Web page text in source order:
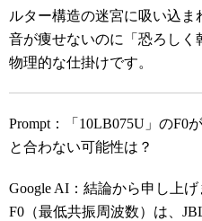
ルター構造の迷宮に吸い込ま
音が痩せないのに「恐ろしく
物理的な仕掛けです。
Prompt：「10LB075U」のF0
と合わない可能性は？
Google AI：結論から申し上
F0（最低共振周波数）は、